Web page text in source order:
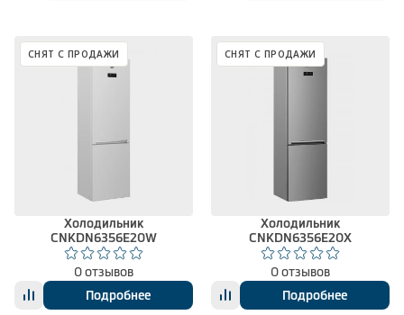
СНЯТ С ПРОДАЖИ
Холодильник
CNKDN6356E20W
0 отзывов
Подробнее
СНЯТ С ПРОДАЖИ
Холодильник
CNKDN6356E20X
0 отзывов
Подробнее